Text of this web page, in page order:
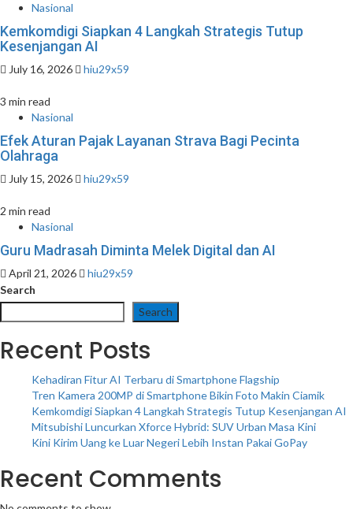
Nasional
Kemkomdigi Siapkan 4 Langkah Strategis Tutup
Kesenjangan AI
July 16, 2026 hiu29x59
3 min read
Nasional
Efek Aturan Pajak Layanan Strava Bagi Pecinta
Olahraga
July 15, 2026 hiu29x59
2 min read
Nasional
Guru Madrasah Diminta Melek Digital dan AI
April 21, 2026
hiu29x59
Search
Search
Recent Posts
Kehadiran Fitur AI Terbaru di Smartphone Flagship
Tren Kamera 200MP di Smartphone Bikin Foto Makin Ciamik
Kemkomdigi Siapkan 4 Langkah Strategis Tutup Kesenjangan AI
Mitsubishi Luncurkan Xforce Hybrid: SUV Urban Masa Kini
Kini Kirim Uang ke Luar Negeri Lebih Instan Pakai GoPay
Recent Comments